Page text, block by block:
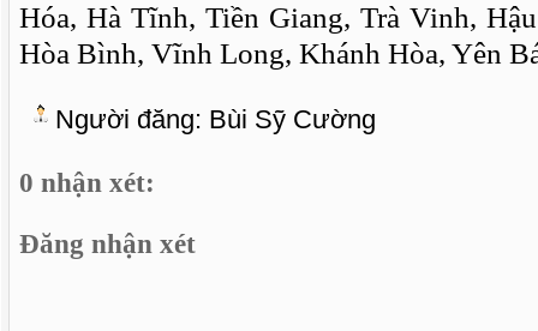
Hóa, Hà Tĩnh, Tiền Giang, Trà Vinh,
Hòa Bình, Vĩnh Long, Khánh Hòa, Yên
Người đăng: Bùi Sỹ Cường
0 nhận xét:
Đăng nhận xét